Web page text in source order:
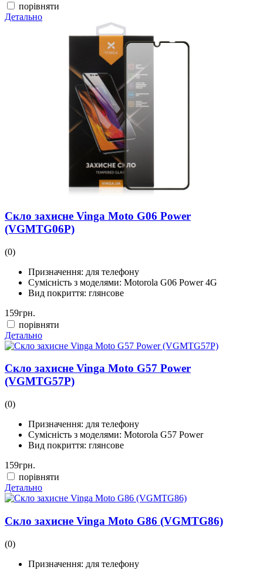
порівняти
Детально
Скло захисне Vinga Moto G06 Power
(VGMTG06P)
(0)
Призначення: для телефону
Сумісність з моделями: Motorola G06 Power 4G
Вид покриття: глянсове
159грн.
порівняти
Детально
Скло захисне Vinga Moto G57 Power
(VGMTG57P)
(0)
Призначення: для телефону
Сумісність з моделями: Motorola G57 Power
Вид покриття: глянсове
159грн.
порівняти
Детально
Скло захисне Vinga Moto G86 (VGMTG86)
(0)
Призначення: для телефону